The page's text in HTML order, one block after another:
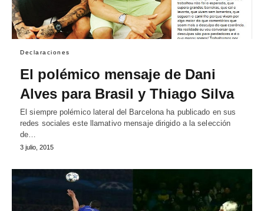
Declaraciones
El polémico mensaje de Dani
Alves para Brasil y Thiago Silva
El siempre polémico lateral del Barcelona ha publicado en sus
redes sociales este llamativo mensaje dirigido a la selección
de…
3 julio, 2015